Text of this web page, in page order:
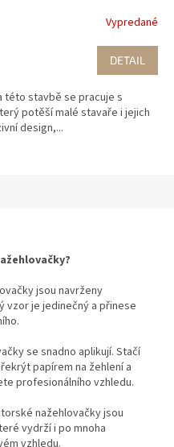
Vypredané
DETAIL
této stavbě se pracuje s
potěší malé stavaře i jejich
design,...
jsou navrženy
vzor je jedinečný a přinese
se snadno aplikují. Stačí
papírem na žehlení a
profesionálního vzhledu.
nažehlovačky jsou
vydrží i po mnoha